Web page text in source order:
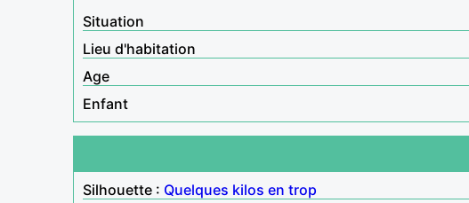
Situation
Lieu d'habitation
Age
Enfant
Silhouette : Quelques kilos en trop